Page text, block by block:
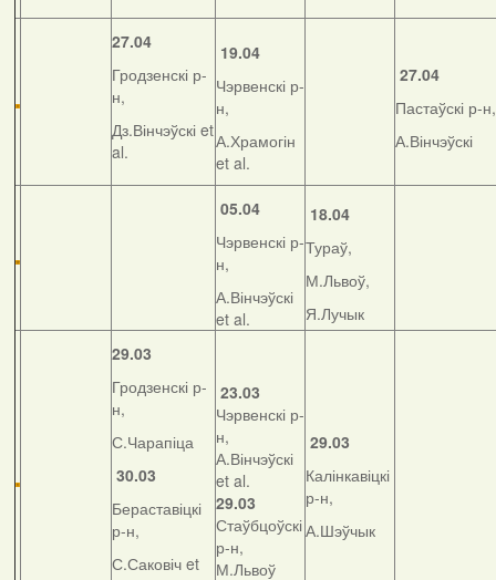
27.04
Гродзенскі р-
н,
Дз.Вінчэўскі et
al.
19.04
Чэрвенскі р-
н,
А.Храмогін
et al.
27.04
Пастаўскі р-н,
А.Вінчэўскі
05.04
Чэрвенскі р-
н,
А.Вінчэўскі
et al.
18.04
Тураў,
М.Львоў,
Я.Лучык
29.03
Гродзенскі р-
н,
С.Чарапіца
30.03
Бераставіцкі
р-н,
С.Саковіч et
23.03
Чэрвенскі р-
н,
А.Вінчэўскі
et al.
29.03
Стаўбцоўскі
р-н,
М.Львоў
29.03
Калінкавіцкі
р-н,
А.Шэўчык